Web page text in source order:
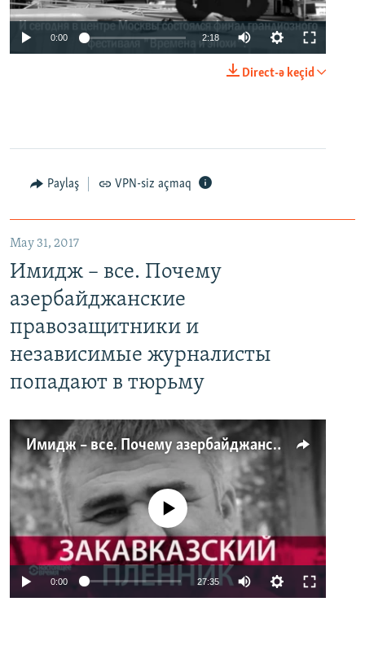
0:00 2:18
Direct-ə keçid
Paylaş VPN-siz açmaq
May 31, 2017
Имидж – все. Почему
азербайджанские
правозащитники и
независимые журналисты
попадают в тюрьму
Имидж – все. Почему азербайджанские правозащитники и независимые журналисты попадают в тюрьму
No media source currently available
0:00 27:35